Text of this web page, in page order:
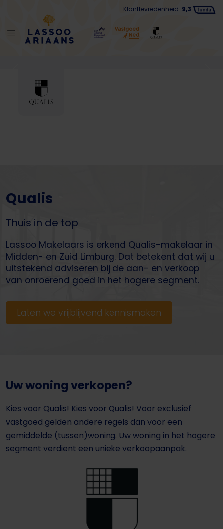
Klanttevredenheid 9,3
€ 850.000
Bekijk object
Qualis
Thuis in de top
Lassoo Makelaars is erkend Qualis-makelaar in
Midden- en Zuid Limburg. Dat betekent dat wij u
uitstekend adviseren bij de aan- en verkoop
van onroerend goed in het hogere segment.
Laten we vrijblijvend kennismaken
Uw woning verkopen?
Kies voor Qualis! Kies voor Qualis! Voor exclusief
vastgoed gelden andere regels dan voor een
gemiddelde (tussen)woning. Uw woning in het hogere
segment verdient een unieke verkoopaanpak.